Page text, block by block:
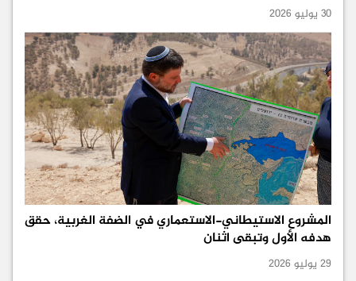
30 يوليو 2026
المشروع الاستيطاني-الاستعماري في الضفة الغربية، حقق
هدفه الأول وتبقى اثنان
29 يوليو 2026